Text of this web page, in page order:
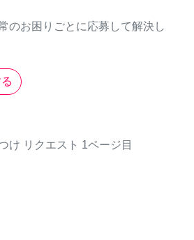
のお困りごとに応募して解決し
け リクエスト 1ページ目